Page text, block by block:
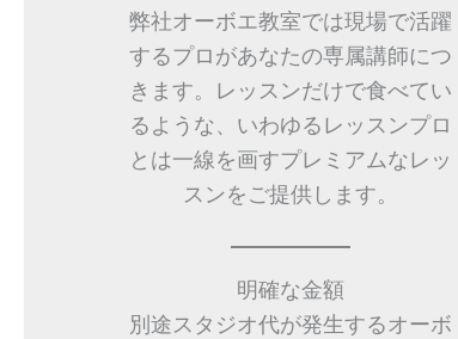
弊社オーボエ教室では現場で活躍
するプロがあなたの専属講師につ
きます。レッスンだけで食べてい
るような、いわゆるレッスンプロ
とは一線を画すプレミアムなレッ
スンをご提供します。
明確な金額
別途スタジオ代が発生するオーボ